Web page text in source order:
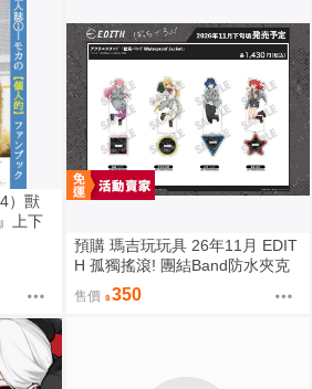
）獸
上下
預購 瑪吉玩玩具 26年11月 EDIT
H 孤獨搖滾! 團結Band防水夾克
角色壓克力立牌 0901
售價 350